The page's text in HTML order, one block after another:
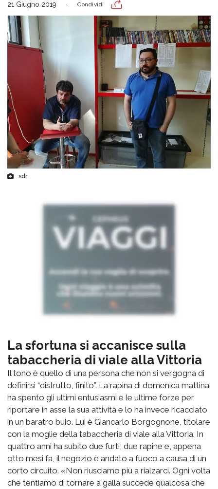
21 Giugno 2019 Condividi
sdr
La sfortuna si accanisce sulla
tabaccheria di viale alla Vittoria
Il tono è quello di una persona che non si vergogna di
definirsi “distrutto, finito”. La rapina di domenica mattina
ha spento gli ultimi entusiasmi e le ultime forze per
riportare in asse la sua attività e lo ha invece ricacciato
in un baratro buio. Lui è Giancarlo Borgognone, titolare
con la moglie della tabaccheria di viale alla Vittoria. In
quattro anni ha subito due furti, due rapine e, appena
otto mesi fa, il negozio è andato a fuoco a causa di un
corto circuito. «Non riusciamo più a rialzarci. Ogni volta
che tentiamo di tornare a galla succede qualcosa che